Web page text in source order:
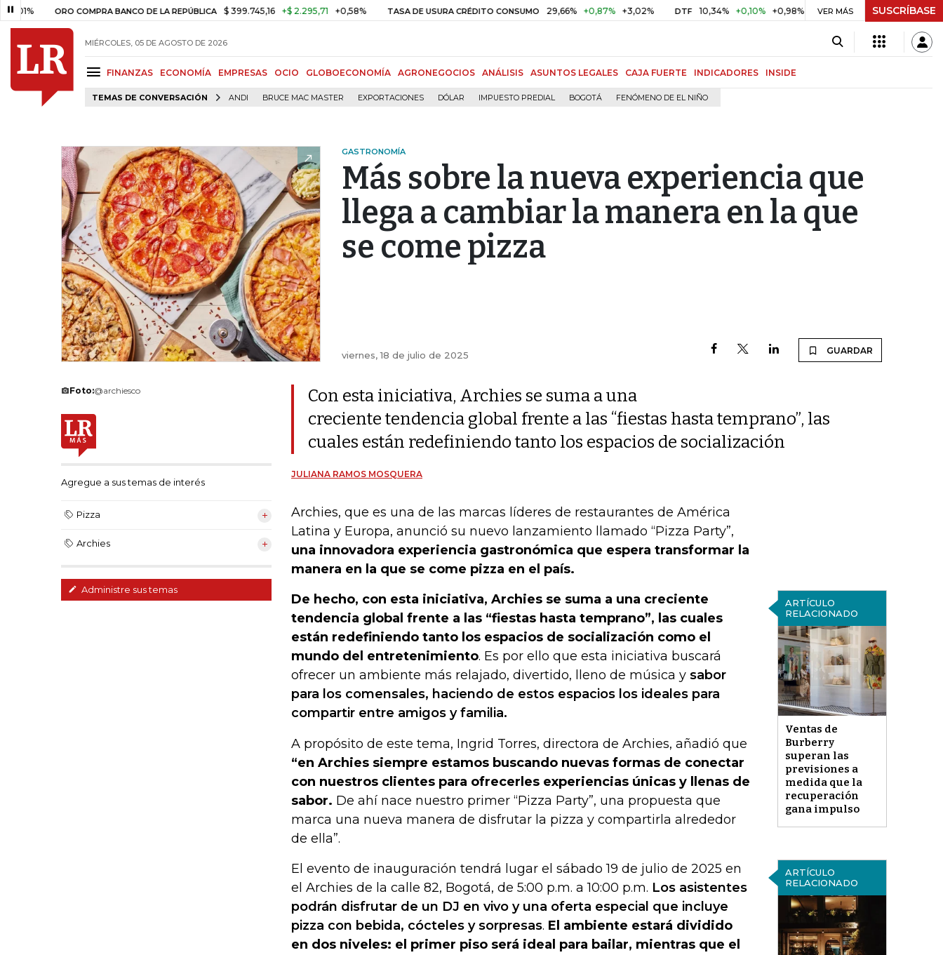
ORO COMPRA BANCO DE LA REPÚBLICA $ 399.745,16 +$ 2.295,71 +0,58% TASA DE USURA CRÉDITO CONSUMO 29,66% +0,87% +3,02% DTF 10,34% +0,10% +0,98% UVR $ 416,81 +$ 0,05 +0,01%
VER MÁS SUSCRÍBASE
MIÉRCOLES, 05 DE AGOSTO DE 2026
FINANZAS ECONOMÍA EMPRESAS OCIO GLOBOECONOMÍA AGRONEGOCIOS ANÁLISIS ASUNTOS LEGALES CAJA FUERTE INDICADORES INSIDE
TEMAS DE CONVERSACIÓN ANDI BRUCE MAC MASTER EXPORTACIONES DÓLAR IMPUESTO PREDIAL BOGOTÁ FENÓMENO DE EL NIÑO
GASTRONOMÍA
Más sobre la nueva experiencia que
llega a cambiar la manera en la que
se come pizza
viernes, 18 de julio de 2025 GUARDAR
Foto:@archiesco
Agregue a sus temas de interés
Pizza
Archies
Administre sus temas
Con esta iniciativa, Archies se suma a una
creciente tendencia global frente a las “fiestas hasta temprano”, las
cuales están redefiniendo tanto los espacios de socialización
JULIANA RAMOS MOSQUERA
Archies, que es una de las marcas líderes de restaurantes de América
Latina y Europa, anunció su nuevo lanzamiento llamado “Pizza Party”,
una innovadora experiencia gastronómica que espera transformar la
manera en la que se come pizza en el país.
ARTÍCULO
RELACIONADO
Ventas de
Burberry
superan las
previsiones a
medida que la
recuperación
gana impulso
De hecho, con esta iniciativa, Archies se suma a una creciente
tendencia global frente a las “fiestas hasta temprano”, las cuales
están redefiniendo tanto los espacios de socialización como el
mundo del entretenimiento. Es por ello que esta iniciativa buscará
ofrecer un ambiente más relajado, divertido, lleno de música y sabor
para los comensales, haciendo de estos espacios los ideales para
compartir entre amigos y familia.
A propósito de este tema, Ingrid Torres, directora de Archies, añadió que
“en Archies siempre estamos buscando nuevas formas de conectar
con nuestros clientes para ofrecerles experiencias únicas y llenas de
sabor. De ahí nace nuestro primer “Pizza Party”, una propuesta que
marca una nueva manera de disfrutar la pizza y compartirla alrededor
de ella”.
ARTÍCULO
RELACIONADO
El evento de inauguración tendrá lugar el sábado 19 de julio de 2025 en
el Archies de la calle 82, Bogotá, de 5:00 p.m. a 10:00 p.m. Los asistentes
podrán disfrutar de un DJ en vivo y una oferta especial que incluye
pizza con bebida, cócteles y sorpresas. El ambiente estará dividido
en dos niveles: el primer piso será ideal para bailar, mientras que el